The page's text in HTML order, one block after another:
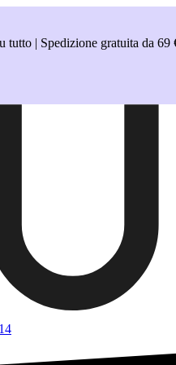
| Spedizione gratuita da 69